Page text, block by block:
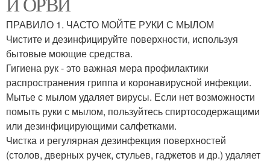
ПРАВИЛО 1. ЧАСТО МОЙТЕ РУКИ С МЫЛОМ
Чистите и дезинфицируйте поверхности, используя
бытовые моющие средства.
Гигиена рук - это важная мера профилактики
распространения гриппа и коронавирусной инфекции.
Мытье с мылом удаляет вирусы. Если нет возможности
помыть руки с мылом, пользуйтесь спиртосодержащими
или дезинфицирующими салфетками.
Чистка и регулярная дезинфекция поверхностей
(столов, дверных ручек, стульев, гаджетов и др.) удаляет